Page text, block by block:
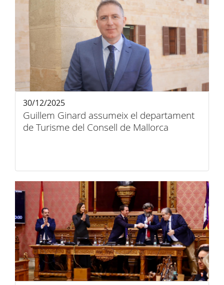
Guillem Ginard assumeix el departament
de Turisme del Consell de Mallorca
30/12/2025